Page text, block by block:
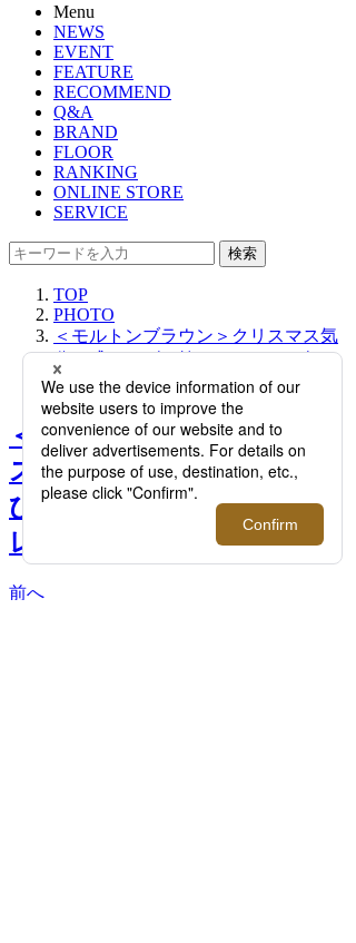
Menu
NEWS
EVENT
FEATURE
RECOMMEND
Q&A
BRAND
FLOOR
RANKING
ONLINE STORE
SERVICE
検索
TOP
PHOTO
＜モルトンブラウン＞クリスマス気
分を盛りあげる煌びやかな2022年ホ
リデーコレクションが登場！
＜モルトンブラウン＞クリ
スマス気分を盛りあげる煌
びやかな2022年ホリデーコ
レクションが登場！ >>
前へ